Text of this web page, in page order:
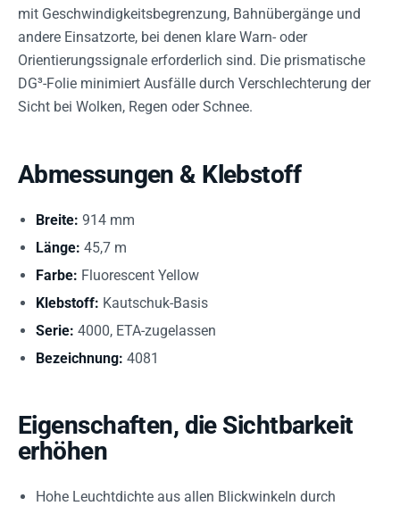
mit Geschwindigkeitsbegrenzung, Bahnübergänge und
andere Einsatzorte, bei denen klare Warn- oder
Orientierungssignale erforderlich sind. Die prismatische
DG³-Folie minimiert Ausfälle durch Verschlechterung der
Sicht bei Wolken, Regen oder Schnee.
Abmessungen & Klebstoff
Breite: 914 mm
Länge: 45,7 m
Farbe: Fluorescent Yellow
Klebstoff: Kautschuk-Basis
Serie: 4000, ETA-zugelassen
Bezeichnung: 4081
Eigenschaften, die Sichtbarkeit
erhöhen
Hohe Leuchtdichte aus allen Blickwinkeln durch